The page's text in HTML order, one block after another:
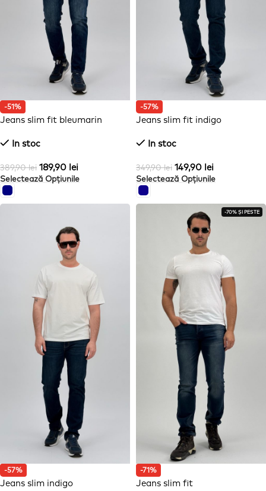
-51%
Jeans slim fit bleumarin
In stoc
389,90lei 189,90 lei
Selectează Opțiunile
-57%
Jeans slim fit indigo
In stoc
349,90lei 149,90 lei
Selectează Opțiunile
-57%
Jeans slim indigo
-70% ȘI PESTE
-71%
Jeans slim fit